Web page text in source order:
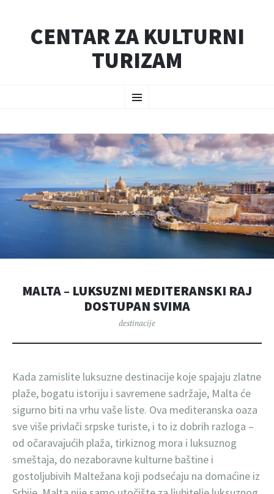
CENTAR ZA KULTURNI
TURIZAM
Menu
TO
MALTA – LUKSUZNI MEDITERANSKI RAJ
DOSTUPAN SVIMA
destinacije
Kada zamislite luksuzne destinacije koje spajaju zlatne
plaže, bogatu istoriju i savremene sadržaje, Malta će
sigurno biti na vrhu vaše liste. Ova mediteranska oaza
sve više privlači srpske turiste, i to iz dobrih razloga –
od očaravajućih plaža, tirkiznog mora i luksuznog
smeštaja, do nezaboravne kulturne baštine i
gostoljubivih Maltežana koji podsećaju na domaćine iz